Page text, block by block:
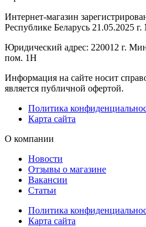
Интернет-магазин
Республике Беларусь 21.05.2025
Юридический адрес: 220012 г.
пом. 1Н
Информация на сайте носит
является публичной офертой.
Политика
Карта сайта
О компании
Новости
Отзывы о магазине
Вакансии
Статьи
Политика
Карта сайта